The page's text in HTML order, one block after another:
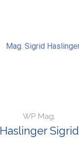
WP Mag.
Haslinger Sigrid